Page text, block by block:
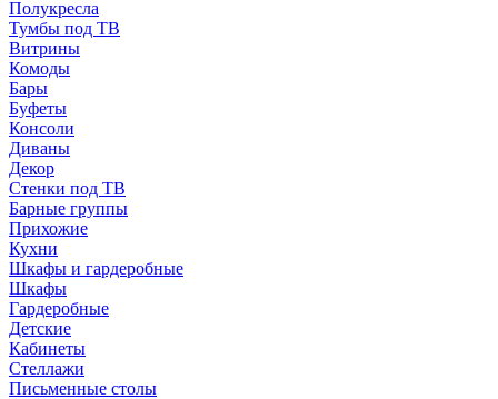
Полукресла
Тумбы под ТВ
Витрины
Комоды
Бары
Буфеты
Консоли
Диваны
Декор
Стенки под ТВ
Барные группы
Прихожие
Кухни
Шкафы и гардеробные
Шкафы
Гардеробные
Детские
Кабинеты
Стеллажи
Письменные столы